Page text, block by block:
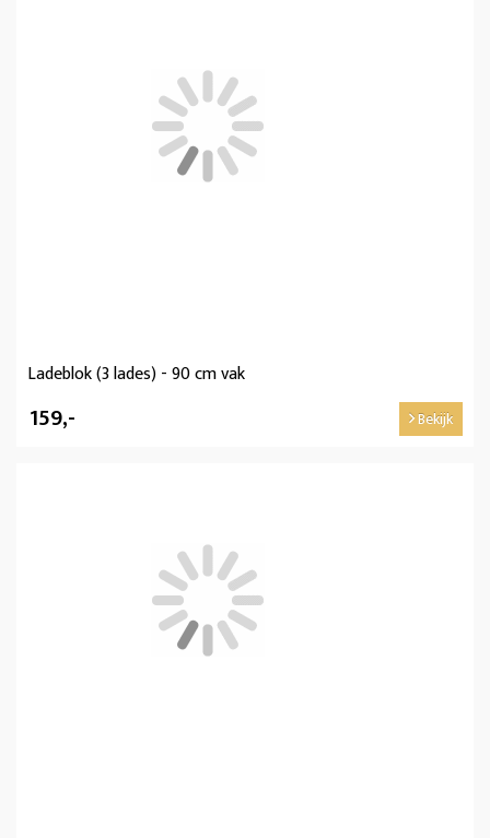
Ladeblok (3 lades) - 90 cm vak
159,- Bekijk